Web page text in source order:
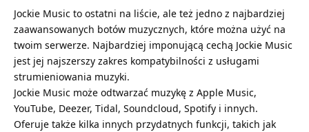
Jockie Music to ostatni na liście, ale też jedno z najbardziej
zaawansowanych botów muzycznych, które można użyć na
twoim serwerze. Najbardziej imponującą cechą Jockie Music
jest jej najszerszy zakres kompatybilności z usługami
strumieniowania muzyki.
Jockie Music może odtwarzać muzykę z Apple Music,
YouTube, Deezer, Tidal, Soundcloud, Spotify i innych.
Oferuje także kilka innych przydatnych funkcji, takich jak